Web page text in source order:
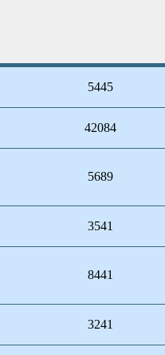
5445
42084
5689
3541
8441
3241